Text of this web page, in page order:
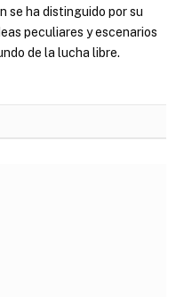
se ha distinguido por su
peculiares y escenarios
de la lucha libre.